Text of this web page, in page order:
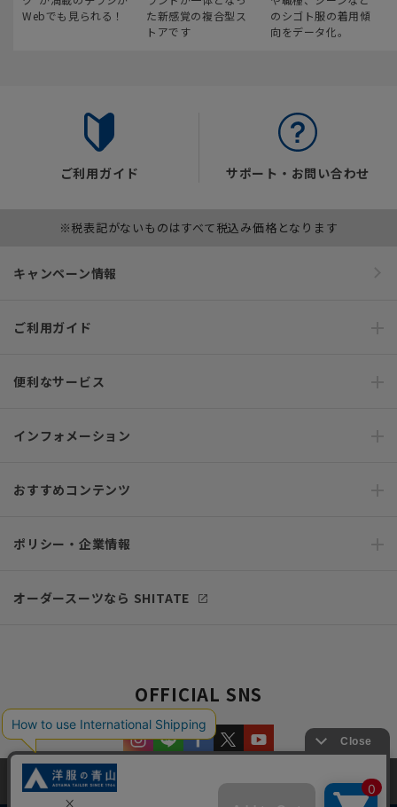
Webでも見られる！
た新感覚の複合型ス
トアです
のシゴト服の着用傾
向をデータ化。
ご利用ガイド サポート・お問い合わせ
※税表記がないものはすべて税込み価格となります
キャンペーン情報
ご利用ガイド
便利なサービス
インフォメーション
おすすめコンテンツ
ポリシー・企業情報
オーダースーツなら SHITATE
OFFICIAL SNS